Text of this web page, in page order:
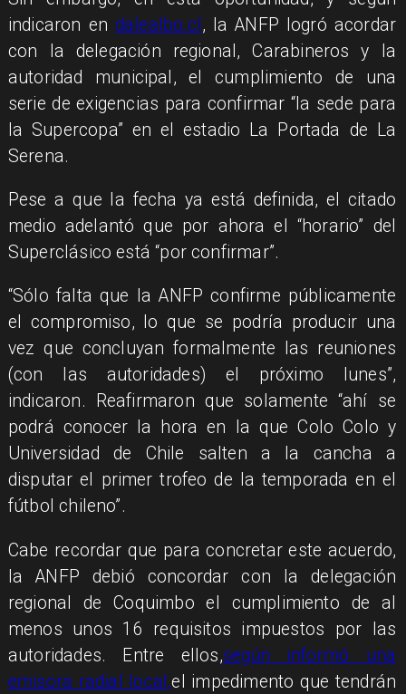
indicaron en dalealbo.cl, la ANFP logró acordar
con la delegación regional, Carabineros y la
autoridad municipal, el cumplimiento de una
serie de exigencias para confirmar “la sede para
la Supercopa” en el estadio La Portada de La
Serena.
Pese a que la fecha ya está definida, el citado
medio adelantó que por ahora el “horario” del
Superclásico está “por confirmar”.
“Sólo falta que la ANFP confirme públicamente
el compromiso, lo que se podría producir una
vez que concluyan formalmente las reuniones
(con las autoridades) el próximo lunes”,
indicaron. Reafirmaron que solamente “ahí se
podrá conocer la hora en la que Colo Colo y
Universidad de Chile salten a la cancha a
disputar el primer trofeo de la temporada en el
fútbol chileno”.
Cabe recordar que para concretar este acuerdo,
la ANFP debió concordar con la delegación
regional de Coquimbo el cumplimiento de al
menos unos 16 requisitos impuestos por las
autoridades. Entre ellos,según informó una
emisora radial local,el impedimento que tendrán